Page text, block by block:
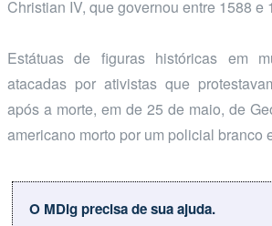
Christian IV, que governou entre 1588 e
Estátuas de figuras históricas em
atacadas por ativistas que
após a morte, em de 25 de maio, de
americano morto por um policial branco
O MDig precisa de sua ajuda.